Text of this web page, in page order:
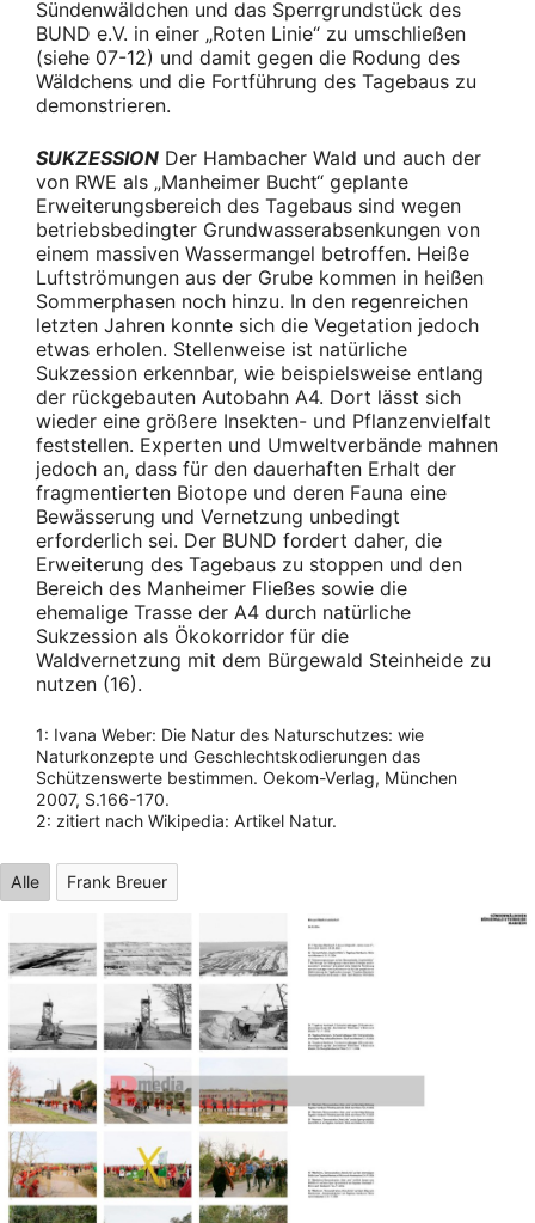
Sündenwäldchen und das Sperrgrundstück des
BUND e.V. in einer „Roten Linie“ zu umschließen
(siehe 07-12) und damit gegen die Rodung des
Wäldchens und die Fortführung des Tagebaus zu
demonstrieren.
SUKZESSION Der Hambacher Wald und auch der
von RWE als „Manheimer Bucht“ geplante
Erweiterungsbereich des Tagebaus sind wegen
betriebsbedingter Grundwasserabsenkungen von
einem massiven Wassermangel betroffen. Heiße
Luftströmungen aus der Grube kommen in heißen
Sommerphasen noch hinzu. In den regenreichen
letzten Jahren konnte sich die Vegetation jedoch
etwas erholen. Stellenweise ist natürliche
Sukzession erkennbar, wie beispielsweise entlang
der rückgebauten Autobahn A4. Dort lässt sich
wieder eine größere Insekten- und Pflanzenvielfalt
feststellen. Experten und Umweltverbände mahnen
jedoch an, dass für den dauerhaften Erhalt der
fragmentierten Biotope und deren Fauna eine
Bewässerung und Vernetzung unbedingt
erforderlich sei. Der BUND fordert daher, die
Erweiterung des Tagebaus zu stoppen und den
Bereich des Manheimer Fließes sowie die
ehemalige Trasse der A4 durch natürliche
Sukzession als Ökokorridor für die
Waldvernetzung mit dem Bürgewald Steinheide zu
nutzen (16).
1: Ivana Weber: Die Natur des Naturschutzes: wie
Naturkonzepte und Geschlechtskodierungen das
Schützenswerte bestimmen. Oekom-Verlag, München
2007, S.166-170.
2: zitiert nach Wikipedia: Artikel Natur.
Alle Frank Breuer